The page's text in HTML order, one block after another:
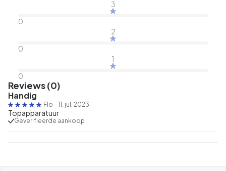
3
0
2
0
1
0
Reviews (0)
Handig
Flo - 11. jul. 2023
Topapparatuur
Geverifieerde aankoop